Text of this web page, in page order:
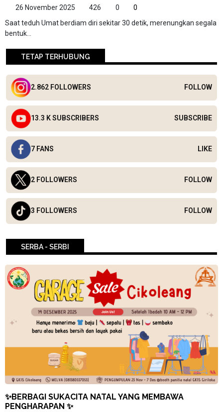
26 November 2025 426 0
0
Saat teduh Umat berdiam diri sekitar 30 detik, merenungkan segala
bentuk...
TETAP TERHUBUNG
2.862 FOLLOWERS FOLLOW
13.3 K SUBSCRIBERS SUBSCRIBE
7 FANS LIKE
2 FOLLOWERS FOLLOW
3 FOLLOWERS FOLLOW
SERBA - SERBI
✨BERBAGI SUKACITA NATAL YANG MEMBAWA
PENGHARAPAN ✨